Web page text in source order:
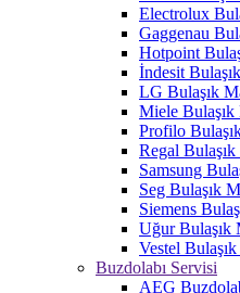
Electrolux
Gaggenau
Hotpoint
İndesit
LG Bulaşık
Miele
Profilo
Regal
Samsung
Seg Bulaşık
Siemens
Uğur Bulaşık
Vestel
Buzdolabı Servisi
AEG